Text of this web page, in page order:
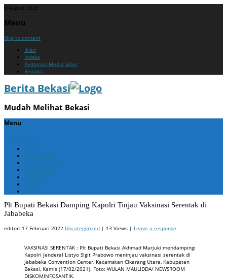
8 August 2026
Menu
Skip to content
Iklan
Indeks
Pedoman Media Siber
Redaksi
Berita Bekasi
Mudah Melihat Bekasi
Menu
Skip to content
Home
Berita Bekasi
Berita Cikarang
Berita Jabar
Nasional
Politik
ADV
Plt Bupati Bekasi Damping Kapolri Tinjau Vaksinasi Serentak di
Jababeka
editor: 17 Februari 2022 Uncategorized | 13 Views | Leave a response
VAKSINASI SERENTAK : Plt Bupati Bekasi Akhmad Marjuki mendampingi
Kapolri Jenderal Listyo Sigit Prabowo meninjau vaksinasi serentak di
Jababeka Convention Center, Kecamatan Cikarang Utara, Kabupaten
Bekasi, Kamis (17/02/2021). Foto: WULAN MAULIDDA/ NEWSROOM
DISKOMINFOSANTIK.